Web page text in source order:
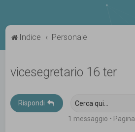
Indice Personale
vicesegretario 16 ter
Rispondi
1 messaggio • Pagina